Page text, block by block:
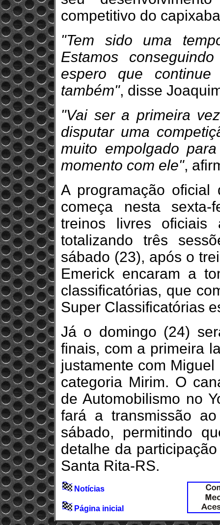
competitivo do
"Tem sido uma
Estamos
espero que continue
também", disse
"Vai ser a primeira
disputar uma
muito empolgado
momento com ele",
A programação
começa nesta
treinos livres
totalizando três
sábado (23), após o
Emerick encaram a
classificatórias, que
Super Classificatórias
Já o domingo (24)
finais, com a primeira
justamente com
categoria Mirim. O
de Automobilismo no
fará a transmissão
sábado, permitindo
detalhe da
Santa Rita-RS.
Notícias
Página inicial